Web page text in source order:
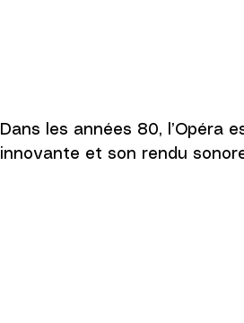
Dans les années 80, l’Opéra
innovante et son rendu